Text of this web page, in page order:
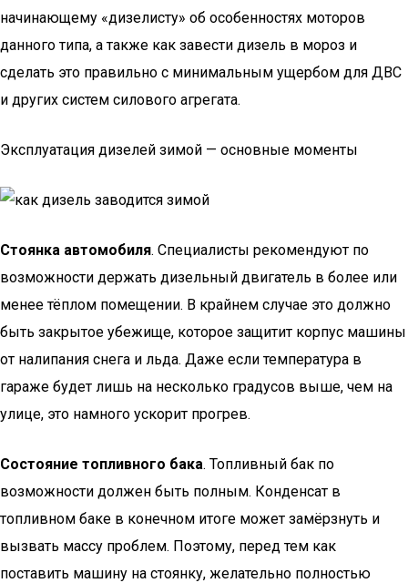
начинающему «дизелисту» об особенностях моторов
данного типа, а также как завести дизель в мороз и
сделать это правильно с минимальным ущербом для ДВС
и других систем силового агрегата.
Эксплуатация дизелей зимой — основные моменты
Стоянка автомобиля. Специалисты рекомендуют по
возможности держать дизельный двигатель в более или
менее тёплом помещении. В крайнем случае это должно
быть закрытое убежище, которое защитит корпус машины
от налипания снега и льда. Даже если температура в
гараже будет лишь на несколько градусов выше, чем на
улице, это намного ускорит прогрев.
Состояние топливного бака. Топливный бак по
возможности должен быть полным. Конденсат в
топливном баке в конечном итоге может замёрзнуть и
вызвать массу проблем. Поэтому, перед тем как
поставить машину на стоянку, желательно полностью